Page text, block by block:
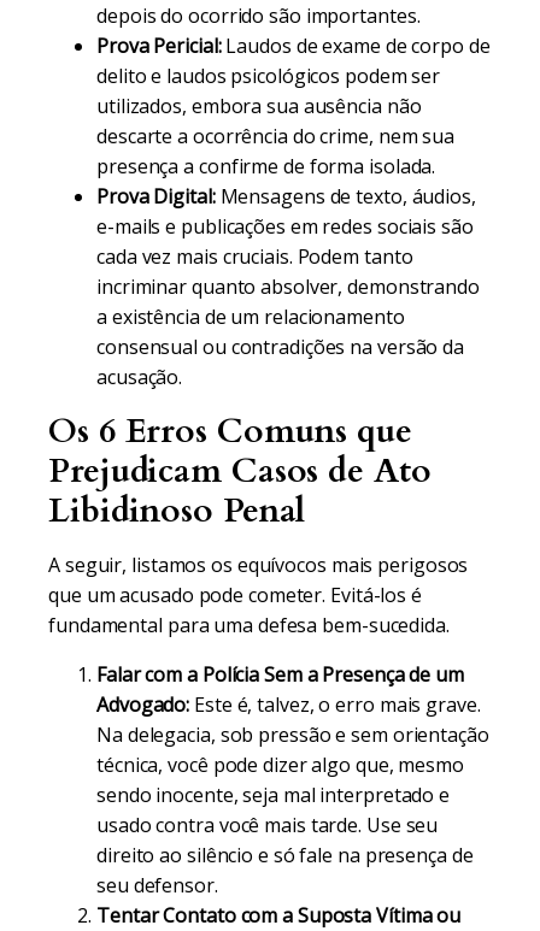
depois do ocorrido são importantes.
Prova Pericial:Laudos de exame de corpo de
delito e laudos psicológicos podem ser
utilizados, embora sua ausência não
descarte a ocorrência do crime, nem sua
presença a confirme de forma isolada.
Prova Digital:Mensagens de texto, áudios,
e-mails e publicações em redes sociais são
cada vez mais cruciais. Podem tanto
incriminar quanto absolver, demonstrando
a existência de um relacionamento
consensual ou contradições na versão da
acusação.
Os 6 Erros Comuns que
Prejudicam Casos de Ato
Libidinoso Penal
A seguir, listamos os equívocos mais perigosos
que um acusado pode cometer. Evitá-los é
fundamental para uma defesa bem-sucedida.
Falar com a Polícia Sem a Presença de um
Advogado: Este é, talvez, o erro mais grave.
Na delegacia, sob pressão e sem orientação
técnica, você pode dizer algo que, mesmo
sendo inocente, seja mal interpretado e
usado contra você mais tarde. Use seu
direito ao silêncio e só fale na presença de
seu defensor.
Tentar Contato com a Suposta Vítima ou